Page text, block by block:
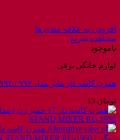
افزودن به علاقه مندی ها
مشاهده سریع
ناموجود
لوازم خانگی برقی
همزن کاسه دار مایر مدل ۹۹۳ / maier MR-۹۹۳
تومان